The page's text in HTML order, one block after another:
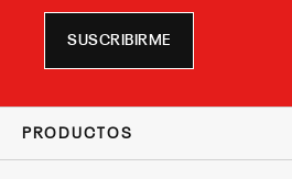
SUSCRIBIRME
PRODUCTOS